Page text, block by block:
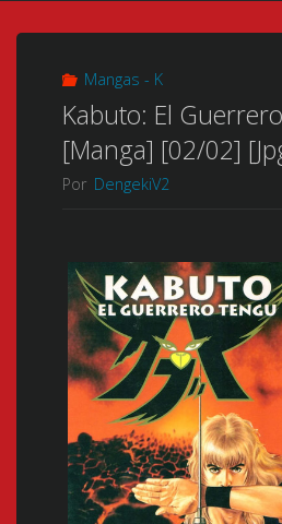
Mangas - K
Kabuto: El
[Manga] [02/02]
Por DengekiV2